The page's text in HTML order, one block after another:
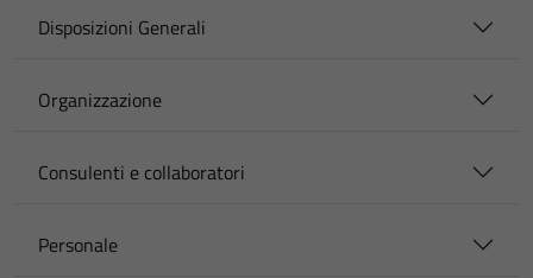
Disposizioni Generali
Organizzazione
Consulenti e collaboratori
Personale